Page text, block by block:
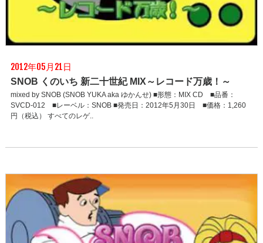
2012年05月21日
SNOB くのいち 新二十世紀 MIX～レコード万歳！～
mixed by SNOB (SNOB YUKA aka ゆかんせ) ■形態：MIX CD ■品番：
SVCD-012 ■レーベル：SNOB ■発売日：2012年5月30日 ■価格：1,260
円（税込） すべてのレゲ..